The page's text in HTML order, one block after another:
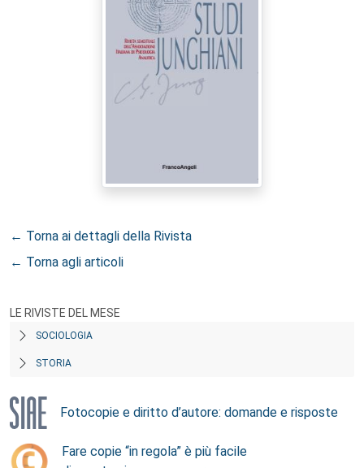
← Torna ai dettagli della Rivista
← Torna agli articoli
LE RIVISTE DEL MESE
SOCIOLOGIA
STORIA
Fotocopie e diritto d’autore: domande e risposte
Fare copie “in regola” è più facile